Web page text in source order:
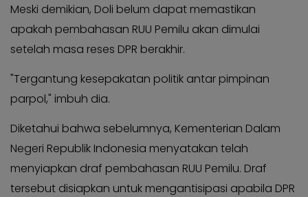
Meski demikian, Doli belum dapat memastikan
apakah pembahasan RUU Pemilu akan dimulai
setelah masa reses DPR berakhir.
"Tergantung kesepakatan politik antar pimpinan
parpol," imbuh dia.
Diketahui bahwa sebelumnya, Kementerian Dalam
Negeri Republik Indonesia menyatakan telah
menyiapkan draf pembahasan RUU Pemilu. Draf
tersebut disiapkan untuk mengantisipasi apabila DPR